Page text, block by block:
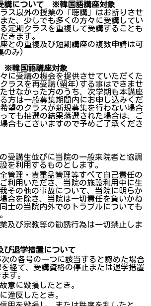
講について ※韓国語講座対象
ス以外の授業の「聴講」はお断りさせ
た、少しでも多くの方々に受講してい
定期クラスを重複して受講することも
きます。
との重複及び短期講座の複数申請は可
のみ)
※韓国語講座対象
に受講の機会を提供させていただくた
ラスを再受講(留年)する事はできませ
せなかった方のうち、次学期も本講座
方は一般募集期間内にお申し込みくだ
望のクラスが新規募集を行わない場合
ても抽選の結果落選された場合は、ご
合もございますので予めご了承くださ
受講生並びに当院の一般来院者と協調
を利用するものとします。
管理・貴重品管理等すべて自己責任の
利用いただき、当院の施設利用中に生
その他の事故について、当院に明らか
合を除き、当院は一切責任を負いかね
士の当院内外でのトラブルについても
及び宗教等の勧誘行為は一切禁止しま
び退学措置について
の各号の一つに該当すると認めた場合
経て、受講資格の停止または退学措置
す。
意に毀損したとき。
違反したとき。